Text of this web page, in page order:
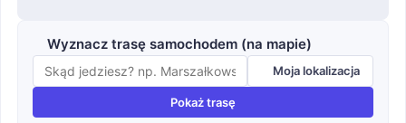
Wyznacz trasę samochodem (na mapie)
Moja lokalizacja
Pokaż trasę